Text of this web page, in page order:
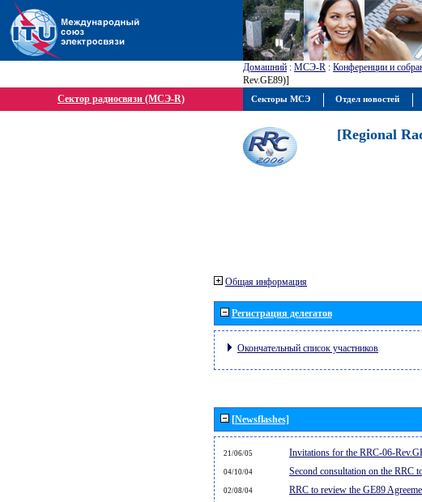
Домашний : МСЭ-R : Конференции и
Rev.GE89)]
Сектор радиосвязи (МСЭ-R)
[Regional
Общая информация
Регистрация делегатов
Окончательный список участников
[Newsflashes]
21/06/05 Invitations for the RRC-06-
04/10/04 Second consultation on the RRC
02/08/04 RRC to review the GE89
Секторы МСЭ Отдел новостей